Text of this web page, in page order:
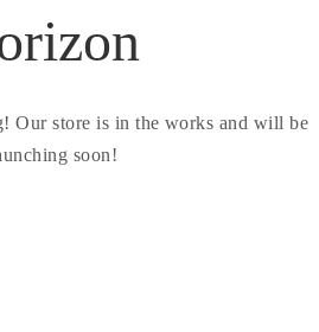
Our store is in the works and will be
soon!